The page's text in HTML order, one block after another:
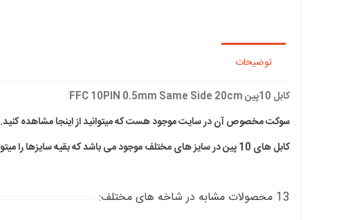
توضیحات
کابل 10پین FFC 10PIN 0.5mm Same Side 20cm
سوکت مخصوص آن در سایت موجود هست که میتوانید از اینجا مشاهده کنید.
کابل های 10 پین در سایز های مختلف موجود می باشد که بقیه سایزها را میتوانید از اینجا مشاهده کنید.
13 محصولات مشابه در شاخه های مختلف: